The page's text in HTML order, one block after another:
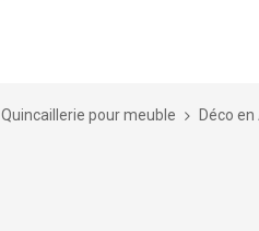
Quincaillerie pour meuble Déco